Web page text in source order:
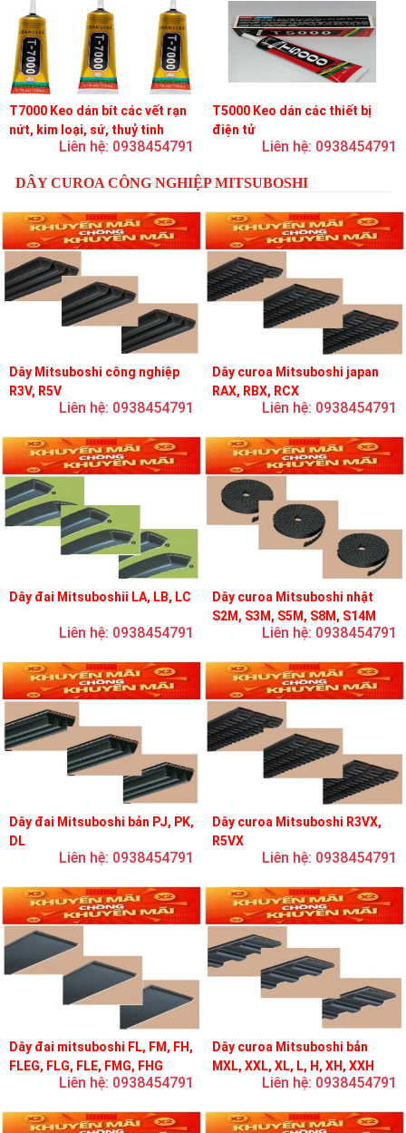
T7000 Keo dán bít các vết rạn
nứt, kim loại, sứ, thuỷ tinh
Liên hệ: 0938454791
T5000 Keo dán các thiết bị
điện tử
Liên hệ: 0938454791
DÂY CUROA CÔNG NGHIỆP MITSUBOSHI
Dây Mitsuboshi công nghiệp
R3V, R5V
Liên hệ: 0938454791
Dây curoa Mitsuboshi japan
RAX, RBX, RCX
Liên hệ: 0938454791
Dây đai Mitsuboshii LA, LB, LC
Liên hệ: 0938454791
Dây curoa Mitsuboshi nhật
S2M, S3M, S5M, S8M, S14M
Liên hệ: 0938454791
Dây đai Mitsuboshi bản PJ, PK,
DL
Liên hệ: 0938454791
Dây curoa Mitsuboshi R3VX,
R5VX
Liên hệ: 0938454791
Dây đai mitsuboshi FL, FM, FH,
FLEG, FLG, FLE, FMG, FHG
Liên hệ: 0938454791
Dây curoa Mitsuboshi bản
MXL, XXL, XL, L, H, XH, XXH
Liên hệ: 0938454791